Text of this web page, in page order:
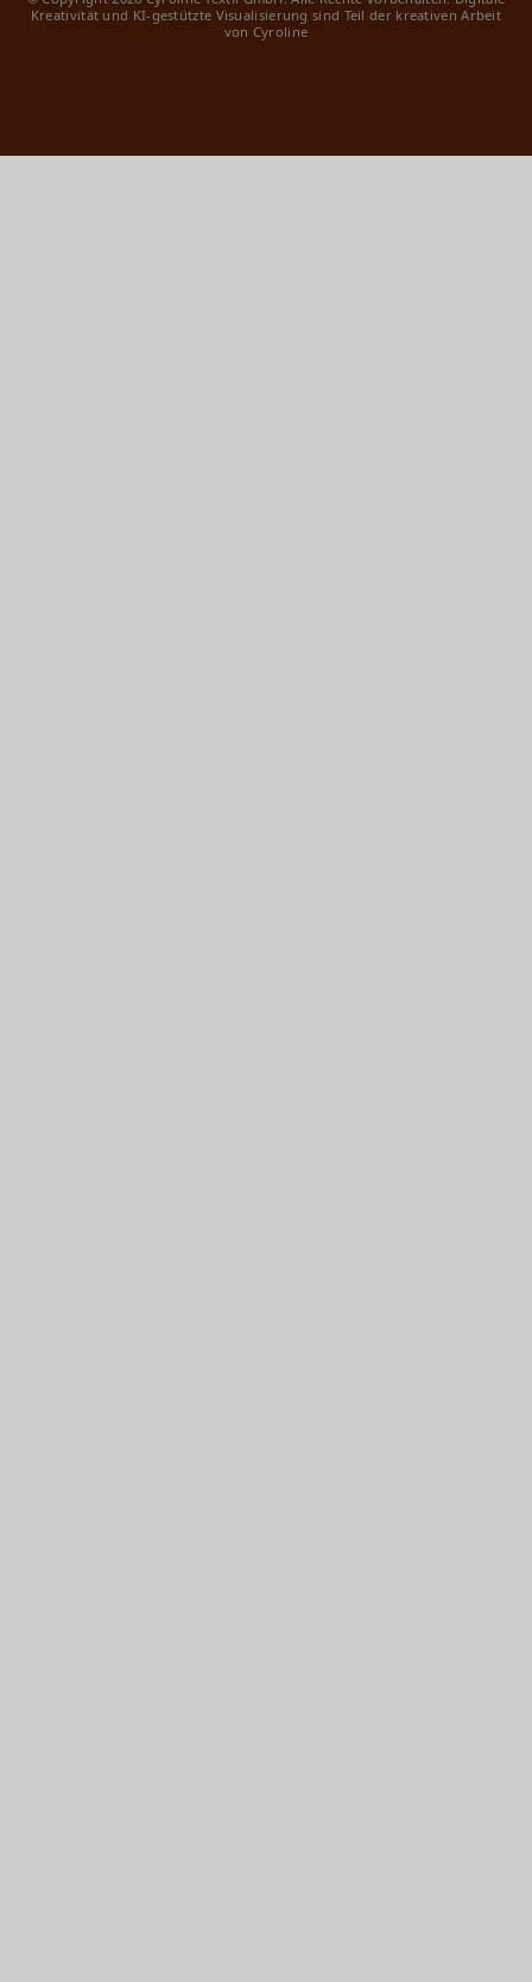
Kreativität und KI-gestützte Visualisierung sind Teil der kreativen Arbeit
von Cyroline